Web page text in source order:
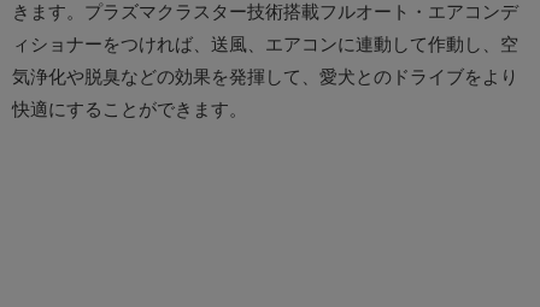
きます。プラズマクラスター技術搭載フルオート・エアコンデ
ィショナーをつければ、送風、エアコンに連動して作動し、空
気浄化や脱臭などの効果を発揮して、愛犬とのドライブをより
快適にすることができます。